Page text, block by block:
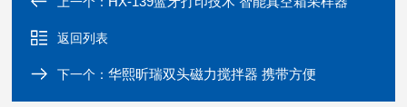
返回列表
下一个：华熙昕瑞双头磁力搅拌器 携带方便